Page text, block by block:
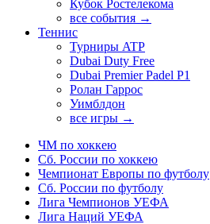
Кубок Ростелекома
все события →
Теннис
Турниры ATP
Dubai Duty Free
Dubai Premier Padel P1
Ролан Гаррос
Уимблдон
все игры →
ЧМ по хоккею
Сб. России по хоккею
Чемпионат Европы по футболу
Сб. России по футболу
Лига Чемпионов УЕФА
Лига Наций УЕФА